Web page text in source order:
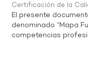
Certificación de la
El presente
denominado “Mapa
competencias